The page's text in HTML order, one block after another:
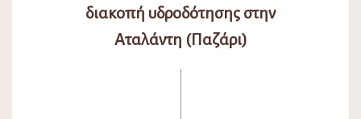
διακοπή υδροδότησης στην
Αταλάντη (Παζάρι)